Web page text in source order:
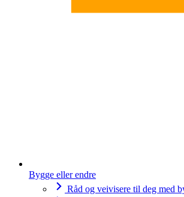
Bygge eller endre
Råd og veivisere til deg med